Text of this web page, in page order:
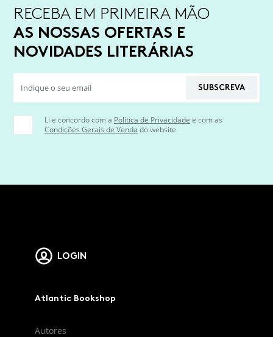
RECEBA EM PRIMEIRA MÃO
AS NOSSAS OFERTAS E
NOVIDADES LITERÁRIAS
SUBSCREVA
Li e concordo com a Política de Privacidade e com as
Condições Gerais de Venda do website.
LOGIN
Atlantic Bookshop
Autores